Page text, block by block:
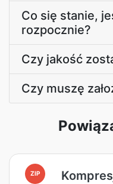
Co się stanie,
rozpocznie?
Czy jakość
Czy muszę
ZIP